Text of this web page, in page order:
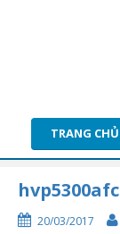
TRANG CHỦ
hvp5300afc
20/03/2017